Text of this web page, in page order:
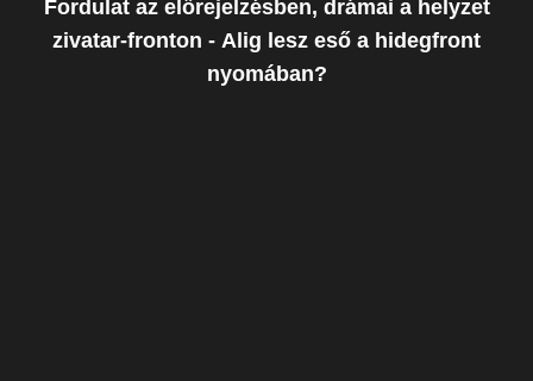
Fordulat az előrejelzésben, drámai a helyzet
zivatar-fronton - Alig lesz eső a hidegfront
nyomában?